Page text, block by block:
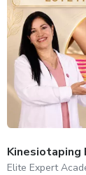
Kinesiotaping
Elite Expert